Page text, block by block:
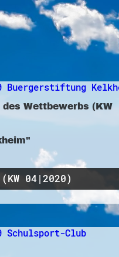
Wettbewerbs (KW
04|2020)